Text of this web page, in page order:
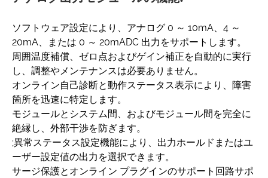
ソフトウェア設定により、アナログ 0 ～ 10mA、4 ～
20mA、または 0 ～ 20mADC 出力をサポートします。
周囲温度補償、ゼロ点およびゲイン補正を自動的に実行
し、調整やメンテナンスは必要ありません。
オンライン自己診断と動作ステータス表示により、障害
箇所を迅速に特定します。
モジュールとシステム間、およびモジュール間を完全に
絶縁し、外部干渉を防ぎます。
;異常ステータス設定機能により、出力ホールドまたはユ
ーザー設定値の出力を選択できます。
サージ保護とオンライン プラグインのサポート回路サポ